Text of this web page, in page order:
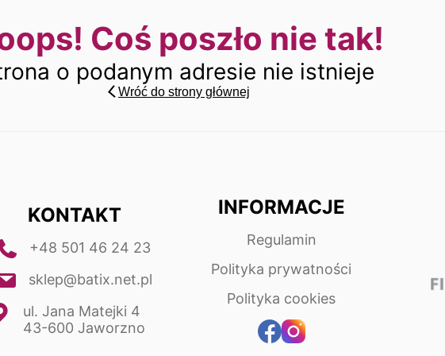
Coś poszło nie tak!
o podanym adresie nie istnieje
Wróć do strony głównej
KONTAKT
+48 501 46 24 23
sklep@batix.net.pl
ul. Jana Matejki 4
43-600 Jaworzno
INFORMACJE
Regulamin
Polityka prywatności
Polityka cookies